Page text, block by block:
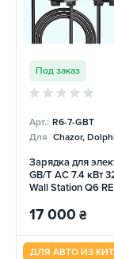
Под заказ
Арт.: R6-7-GBT
Для Chazor,
Зарядка для
GB/T AC 7.4 кВт
Wall Station Q6
17 000 ₴
ДЛЯ АВТО ИЗ